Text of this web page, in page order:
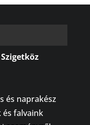
és naprakész
falvaink